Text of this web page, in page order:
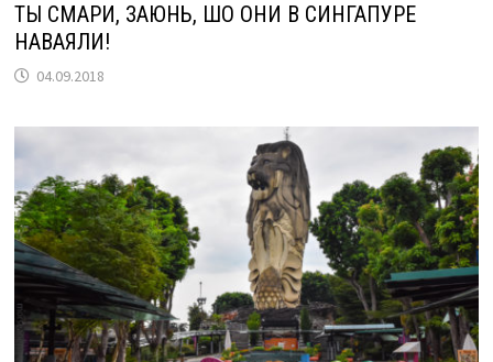
ТЫ СМАРИ, ЗАЮНЬ, ШО ОНИ В СИНГАПУРЕ
НАВАЯЛИ!
04.09.2018